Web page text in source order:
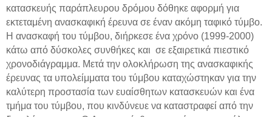
κατασκευής παράπλευρου δρόμου δόθηκε αφορμή για
εκτεταμένη ανασκαφική έρευνα σε έναν ακόμη ταφικό τύμβο.
Η ανασκαφή του τύμβου, διήρκεσε ένα χρόνο (1999-2000)
κάτω από δύσκολες συνθήκες και σε εξαιρετικά πιεστικό
χρονοδιάγραμμα. Μετά την ολοκλήρωση της ανασκαφικής
έρευνας τα υπολείμματα του τύμβου καταχώστηκαν για την
καλύτερη προστασία των ευαίσθητων κατασκευών και ένα
τμήμα του τύμβου, που κινδύνευε να καταστραφεί από την